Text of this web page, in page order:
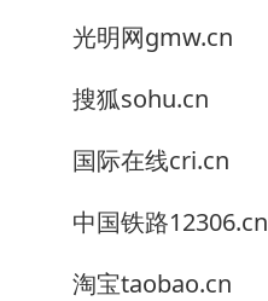
光明网gmw.cn
搜狐sohu.cn
国际在线cri.cn
中国铁路12306.cn
淘宝taobao.cn